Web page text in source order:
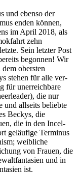
und ebenso der
enden können,
im April 2018, als
zehn
Sein letzter Post
begonnen! Wir
obersten
stehen für alle ver­
für unerreichbare
die nur
und allseits beliebte
Beckys, die
die in den Incel-
geläufige Terminus
weibliche
von Frauen, die
und in
ist.